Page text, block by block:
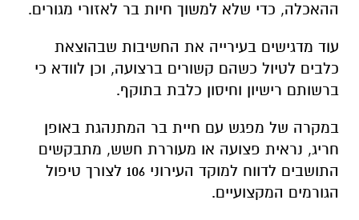
ההאכלה, כדי שלא למשוך חיות בר לאזורי מגורים.
עוד מדגישים בעירייה את החשיבות שבהוצאת
כלבים לטיול כשהם קשורים ברצועה, וכן לוודא כי
ברשותם רישיון וחיסון כלבת בתוקף.
במקרה של מפגש עם חיית בר המתנהגת באופן
חריג, נראית פצועה או מעוררת חשש, מתבקשים
התושבים לדווח למוקד העירוני 106 לצורך טיפול
הגורמים המקצועיים.